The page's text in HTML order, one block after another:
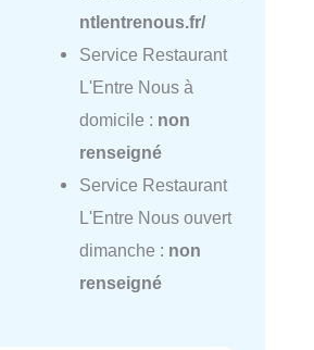
ntlentrenous.fr/
Service Restaurant
L'Entre Nous à
domicile : non
renseigné
Service Restaurant
L'Entre Nous ouvert
dimanche : non
renseigné